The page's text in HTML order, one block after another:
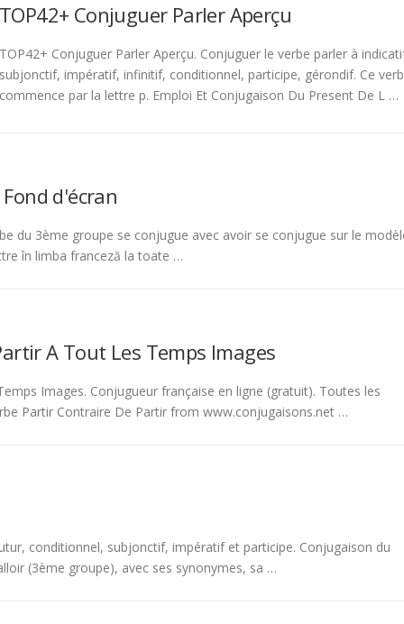
TOP42+ Conjuguer Parler Aperçu
TOP42+ Conjuguer Parler Aperçu. Conjuguer le verbe parler à
subjonctif, impératif, infinitif, conditionnel, participe, gérondif. Ce
commence par la lettre p. Emploi Et Conjugaison Du Present De L …
d'écran
du 3ème groupe se conjugue avec avoir se conjugue sur le
în limba franceză la toate …
A Tout Les Temps Images
Images. Conjugueur française en ligne (gratuit). Toutes les
Partir Contraire De Partir from www.conjugaisons.net …
conditionnel, subjonctif, impératif et participe. Conjugaison du
(3ème groupe), avec ses synonymes, sa …